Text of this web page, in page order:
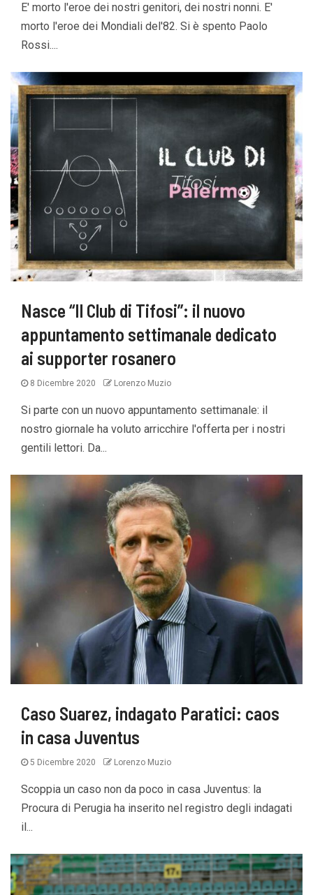
E' morto l'eroe dei nostri genitori, dei nostri nonni. E'
morto l'eroe dei Mondiali del'82. Si è spento Paolo
Rossi....
Nasce “Il Club di Tifosi”: il nuovo
appuntamento settimanale dedicato
ai supporter rosanero
8 Dicembre 2020 Lorenzo Muzio
Si parte con un nuovo appuntamento settimanale: il
nostro giornale ha voluto arricchire l'offerta per i nostri
gentili lettori. Da...
Caso Suarez, indagato Paratici: caos
in casa Juventus
5 Dicembre 2020 Lorenzo Muzio
Scoppia un caso non da poco in casa Juventus: la
Procura di Perugia ha inserito nel registro degli indagati
il...